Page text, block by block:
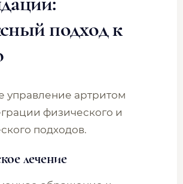
подход к
управление артритом
физического и
подходов.
лечение